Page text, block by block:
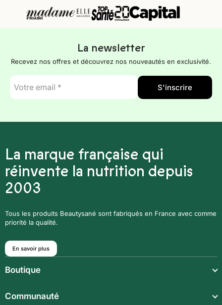
La newsletter
Recevez nos offres et découvrez nos nouveautés en exclusivité.
E-
mail
*
S'inscrire
La marque française qui
réinvente la nutrition depuis
2003
Tous les produits Beautysané sont fabriqués en France avec comme
priorité la qualité.
En savoir plus
Boutique
Communauté